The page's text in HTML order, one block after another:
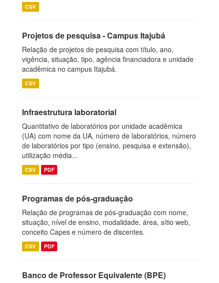
CSV
Projetos de pesquisa - Campus Itajubá
Relação de projetos de pesquisa com título, ano,
vigência, situação, tipo, agência financiadora e unidade
acadêmica no campus Itajubá.
CSV
Infraestrutura laboratorial
Quantitativo de laboratórios por unidade acadêmica
(UA) com nome da UA, número de laboratórios, número
de laboratórios por tipo (ensino, pesquisa e extensão),
utilização média...
CSV PDF
Programas de pós-graduação
Relação de programas de pós-graduação com nome,
situação, nível de ensino, modalidade, área, sítio web,
conceito Capes e número de discentes.
CSV PDF
Banco de Professor Equivalente (BPE)